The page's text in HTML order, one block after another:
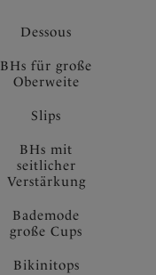
Dessous
BHs für große
Oberweite
Slips
BHs mit
seitlicher
Verstärkung
Bademode
große Cups
Bikinitops